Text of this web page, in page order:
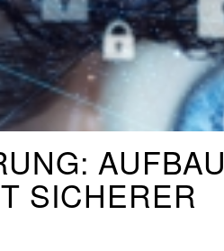
AUFBAU
SICHERER